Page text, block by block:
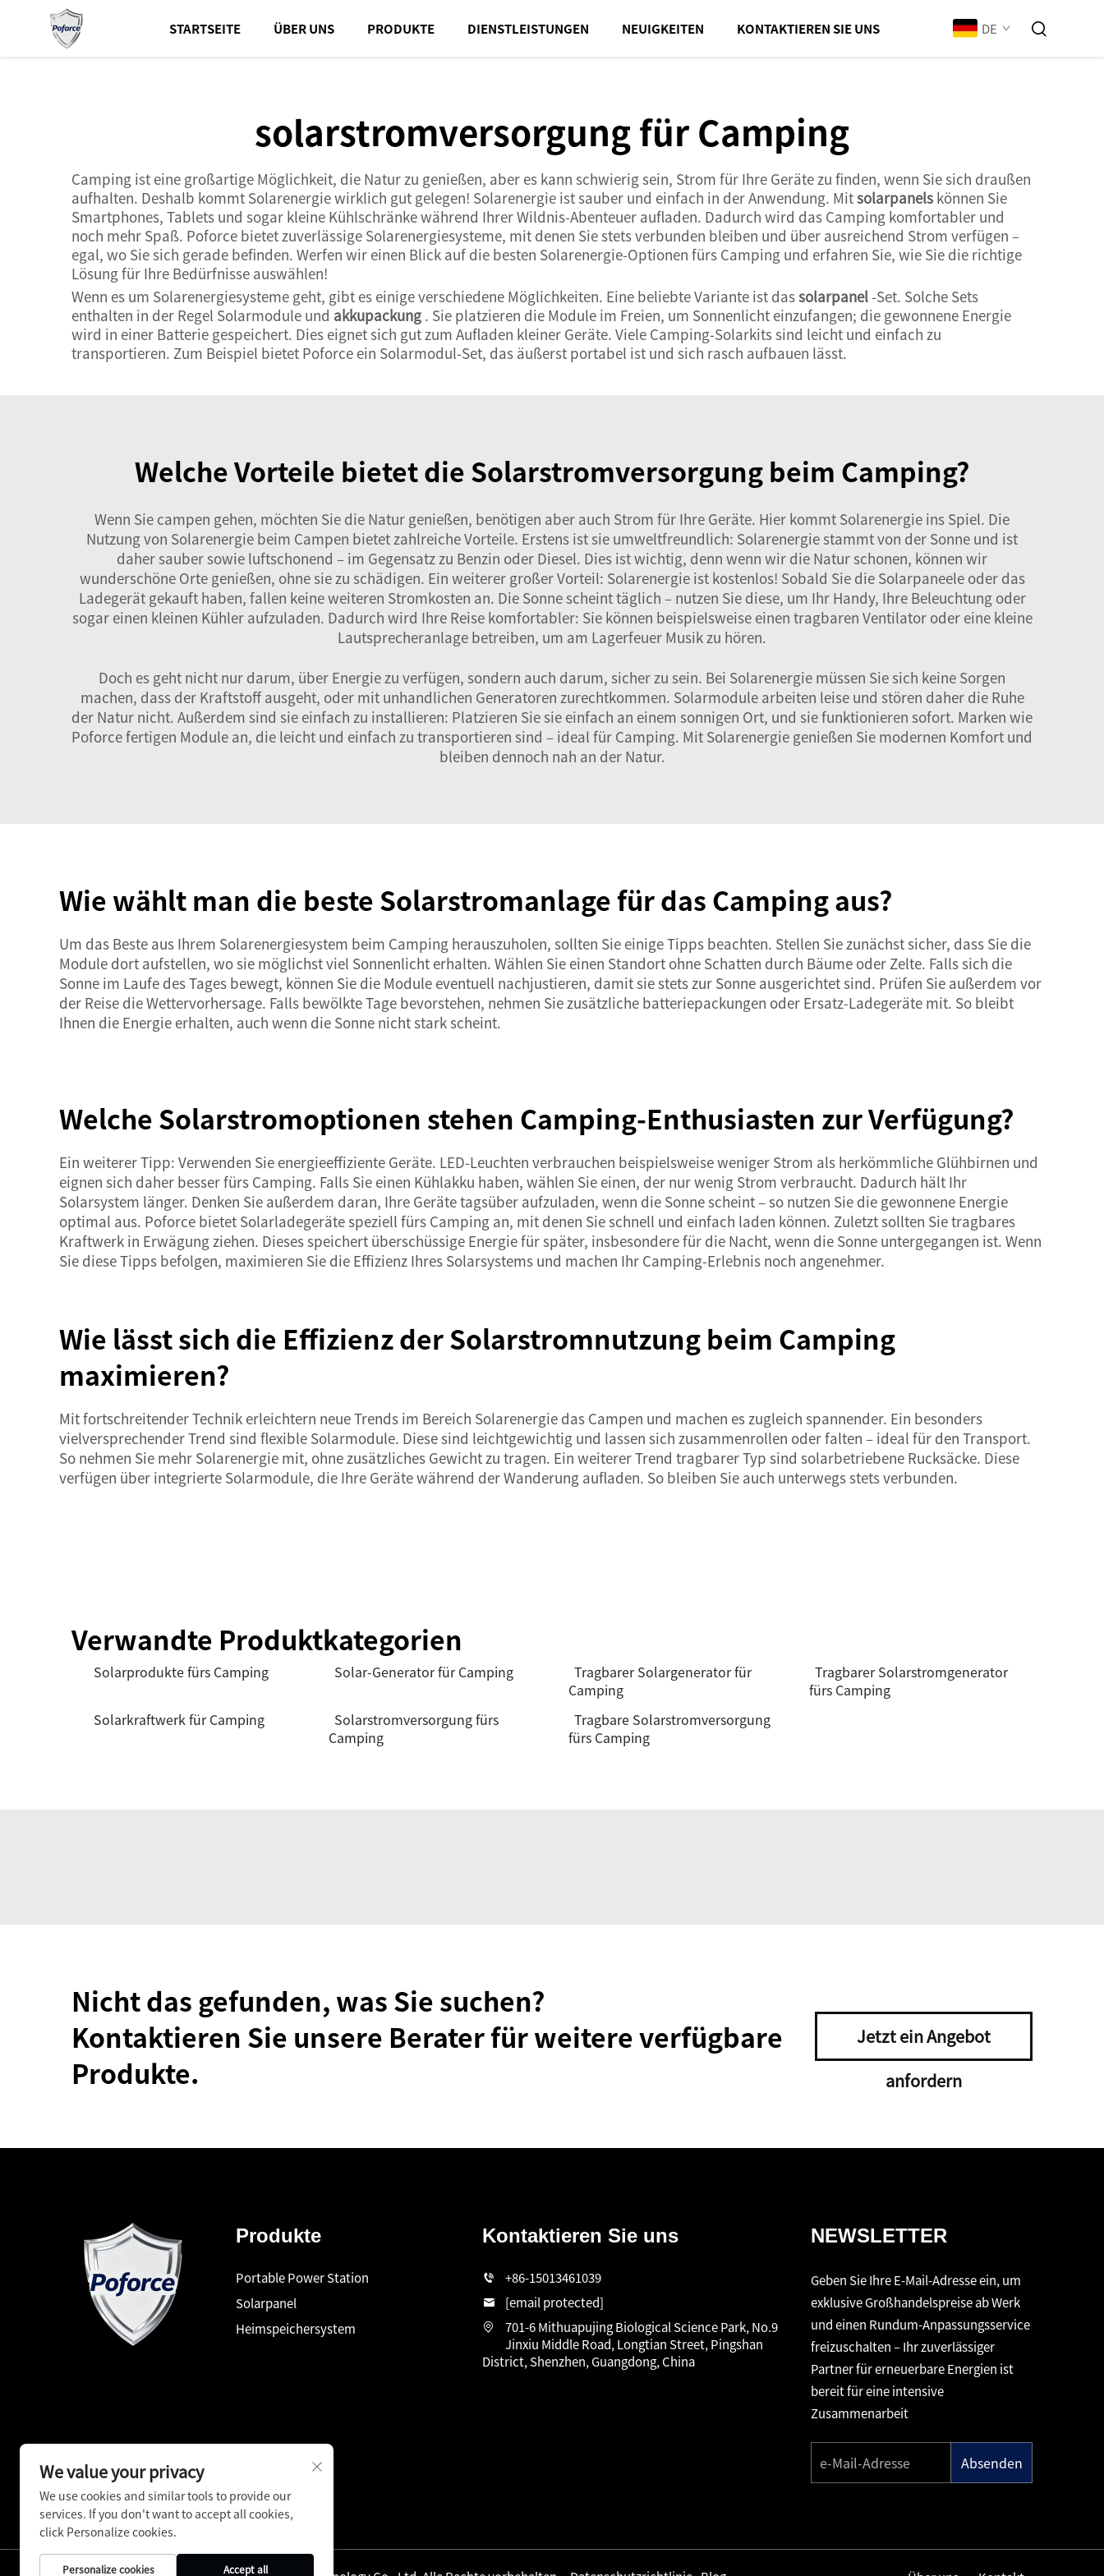
STARTSEITE ÜBER UNS PRODUKTE DIENSTLEISTUNGEN NEUIGKEITEN KONTAKTIEREN SIE UNS DE
solarstromversorgung für Camping
Camping ist eine großartige Möglichkeit, die Natur zu genießen, aber es kann schwierig sein, Strom für Ihre Geräte zu finden, wenn Sie sich draußen
aufhalten. Deshalb kommt Solarenergie wirklich gut gelegen! Solarenergie ist sauber und einfach in der Anwendung. Mitsolarpanels können Sie
Smartphones, Tablets und sogar kleine Kühlschränke während Ihrer Wildnis-Abenteuer aufladen. Dadurch wird das Camping komfortabler und
noch mehr Spaß. Poforce bietet zuverlässige Solarenergiesysteme, mit denen Sie stets verbunden bleiben und über ausreichend Strom verfügen –
egal, wo Sie sich gerade befinden. Werfen wir einen Blick auf die besten Solarenergie-Optionen fürs Camping und erfahren Sie, wie Sie die richtige
Lösung für Ihre Bedürfnisse auswählen!
Wenn es um Solarenergiesysteme geht, gibt es einige verschiedene Möglichkeiten. Eine beliebte Variante ist dassolarpanel-Set. Solche Sets
enthalten in der Regel Solarmodule und akkupackung . Sie platzieren die Module im Freien, um Sonnenlicht einzufangen; die gewonnene Energie
wird in einer Batterie gespeichert. Dies eignet sich gut zum Aufladen kleiner Geräte. Viele Camping-Solarkits sind leicht und einfach zu
transportieren. Zum Beispiel bietet Poforce ein Solarmodul-Set, das äußerst portabel ist und sich rasch aufbauen lässt.
Welche Vorteile bietet die Solarstromversorgung beim Camping?
Wenn Sie campen gehen, möchten Sie die Natur genießen, benötigen aber auch Strom für Ihre Geräte. Hier kommt Solarenergie ins Spiel. Die
Nutzung von Solarenergie beim Campen bietet zahlreiche Vorteile. Erstens ist sie umweltfreundlich: Solarenergie stammt von der Sonne und ist
daher sauber sowie luftschonend – im Gegensatz zu Benzin oder Diesel. Dies ist wichtig, denn wenn wir die Natur schonen, können wir
wunderschöne Orte genießen, ohne sie zu schädigen. Ein weiterer großer Vorteil: Solarenergie ist kostenlos! Sobald Sie die Solarpaneele oder das
Ladegerät gekauft haben, fallen keine weiteren Stromkosten an. Die Sonne scheint täglich – nutzen Sie diese, um Ihr Handy, Ihre Beleuchtung oder
sogar einen kleinen Kühler aufzuladen. Dadurch wird Ihre Reise komfortabler: Sie können beispielsweise einen tragbaren Ventilator oder eine kleine
Lautsprecheranlage betreiben, um am Lagerfeuer Musik zu hören.
Doch es geht nicht nur darum, über Energie zu verfügen, sondern auch darum, sicher zu sein. Bei Solarenergie müssen Sie sich keine Sorgen
machen, dass der Kraftstoff ausgeht, oder mit unhandlichen Generatoren zurechtkommen. Solarmodule arbeiten leise und stören daher die Ruhe
der Natur nicht. Außerdem sind sie einfach zu installieren: Platzieren Sie sie einfach an einem sonnigen Ort, und sie funktionieren sofort. Marken wie
Poforce fertigen Module an, die leicht und einfach zu transportieren sind – ideal für Camping. Mit Solarenergie genießen Sie modernen Komfort und
bleiben dennoch nah an der Natur.
Wie wählt man die beste Solarstromanlage für das Camping aus?
Um das Beste aus Ihrem Solarenergiesystem beim Camping herauszuholen, sollten Sie einige Tipps beachten. Stellen Sie zunächst sicher, dass Sie die
Module dort aufstellen, wo sie möglichst viel Sonnenlicht erhalten. Wählen Sie einen Standort ohne Schatten durch Bäume oder Zelte. Falls sich die
Sonne im Laufe des Tages bewegt, können Sie die Module eventuell nachjustieren, damit sie stets zur Sonne ausgerichtet sind. Prüfen Sie außerdem vor
der Reise die Wettervorhersage. Falls bewölkte Tage bevorstehen, nehmen Sie zusätzliche batteriepackungen oder Ersatz-Ladegeräte mit. So bleibt
Ihnen die Energie erhalten, auch wenn die Sonne nicht stark scheint.
Welche Solarstromoptionen stehen Camping-Enthusiasten zur Verfügung?
Ein weiterer Tipp: Verwenden Sie energieeffiziente Geräte. LED-Leuchten verbrauchen beispielsweise weniger Strom als herkömmliche Glühbirnen und
eignen sich daher besser fürs Camping. Falls Sie einen Kühlakku haben, wählen Sie einen, der nur wenig Strom verbraucht. Dadurch hält Ihr
Solarsystem länger. Denken Sie außerdem daran, Ihre Geräte tagsüber aufzuladen, wenn die Sonne scheint – so nutzen Sie die gewonnene Energie
optimal aus. Poforce bietet Solarladegeräte speziell fürs Camping an, mit denen Sie schnell und einfach laden können. Zuletzt sollten Sietragbares
Kraftwerk in Erwägung ziehen. Dieses speichert überschüssige Energie für später, insbesondere für die Nacht, wenn die Sonne untergegangen ist. Wenn
Sie diese Tipps befolgen, maximieren Sie die Effizienz Ihres Solarsystems und machen Ihr Camping-Erlebnis noch angenehmer.
Wie lässt sich die Effizienz der Solarstromnutzung beim Camping
maximieren?
Mit fortschreitender Technik erleichtern neue Trends im Bereich Solarenergie das Campen und machen es zugleich spannender. Ein besonders
vielversprechender Trend sind flexible Solarmodule. Diese sind leichtgewichtig und lassen sich zusammenrollen oder falten – ideal für den Transport.
So nehmen Sie mehr Solarenergie mit, ohne zusätzliches Gewicht zu tragen. Ein weiterer Trend tragbarer Typ sind solarbetriebene Rucksäcke. Diese
verfügen über integrierte Solarmodule, die Ihre Geräte während der Wanderung aufladen. So bleiben Sie auch unterwegs stets verbunden.
Verwandte Produktkategorien
Solarprodukte fürs Camping Solar-Generator für Camping
Tragbarer Solargenerator für
Camping
Tragbarer Solarstromgenerator
fürs Camping
Solarkraftwerk für Camping
Solarstromversorgung fürs
Camping
Tragbare Solarstromversorgung
fürs Camping
Nicht das gefunden, was Sie suchen?
Kontaktieren Sie unsere Berater für weitere verfügbare
Produkte.
Jetzt ein Angebot
anfordern
Produkte
Portable Power Station
Solarpanel
Heimspeichersystem
Kontaktieren Sie uns
+86-15013461039
[email protected]
701-6 Mithuapujing Biological Science Park, No.9
Jinxiu Middle Road, Longtian Street, Pingshan
District, Shenzhen, Guangdong, China
NEWSLETTER
Geben Sie Ihre E-Mail-Adresse ein, um
exklusive Großhandelspreise ab Werk
und einen Rundum-Anpassungsservice
freizuschalten – Ihr zuverlässiger
Partner für erneuerbare Energien ist
bereit für eine intensive
Zusammenarbeit
Absenden
We value your privacy
We use cookies and similar tools to provide our
services. If you don't want to accept all cookies,
click Personalize cookies.
Personalize cookies Accept all